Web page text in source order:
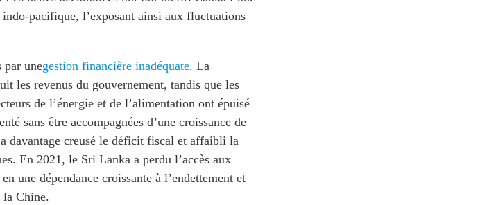
pacifique, l’exposant ainsi aux fluctuations
par unegestion financière inadéquate. La
les revenus du gouvernement, tandis que les
de l’énergie et de l’alimentation ont épuisé
sans être accompagnées d’une croissance de
davantage creusé le déficit fiscal et affaibli la
En 2021, le Sri Lanka a perdu l’accès aux
une dépendance croissante à l’endettement et
la Chine.